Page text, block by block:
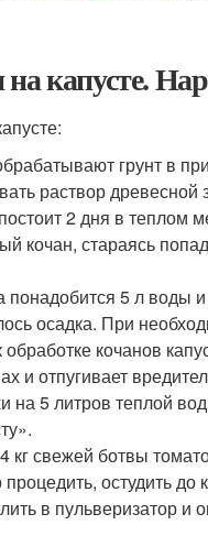
капусте.
грунт в
раствор древесной
2 дня в теплом
кочан, стараясь
5 л воды
осадка. При
кочанов
и отпугивает
на 5 литров теплой
свежей ботвы
остудить
в пульверизатор